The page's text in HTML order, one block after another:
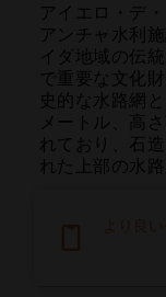
アイエロ・デ
アンチャ水利
イダ地域の伝
で重要な文化
史的な水路網
メートル、高
れており、石
れた上部の水路
り、金属製の
ど、元の要素